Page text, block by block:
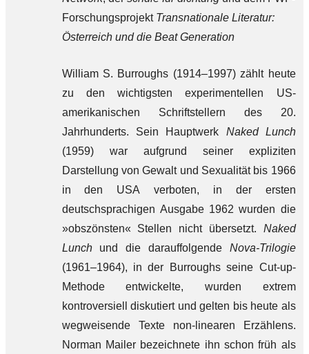
Forschungsprojekt Transnationale Literatur:
Österreich und die Beat Generation
William S. Burroughs (1914–1997) zählt heute
zu den wichtigsten experimentellen US-
amerikanischen Schriftstellern des 20.
Jahrhunderts. Sein Hauptwerk Naked Lunch
(1959) war aufgrund seiner expliziten
Darstellung von Gewalt und Sexualität bis 1966
in den USA verboten, in der ersten
deutschsprachigen Ausgabe 1962 wurden die
»obszönsten« Stellen nicht übersetzt. Naked
Lunchund die darauffolgende Nova-Trilogie
(1961–1964), in der Burroughs seine Cut-up-
Methode entwickelte, wurden extrem
kontroversiell diskutiert und gelten bis heute als
wegweisende Texte non-linearen Erzählens.
Norman Mailer bezeichnete ihn schon früh als